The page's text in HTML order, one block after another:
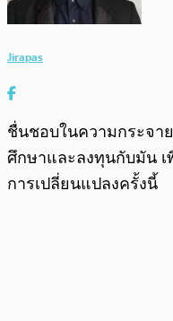
Jirapas
ชื่นชอบในความกระจา
ศึกษาและลงทุนกับมัน เ
การเปลี่ยนแปลงครั้งนี้